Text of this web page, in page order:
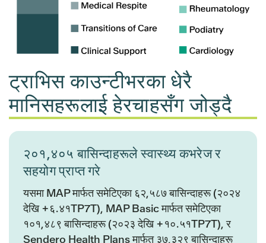
ट्राभिस काउन्टीभरका धेरै
मानिसहरूलाई हेरचाहसँग जोड्दै
२०१,४०५ बासिन्दाहरूले स्वास्थ्य कभरेज र
सहयोग प्राप्त गरे
यसमा MAP मार्फत समेटिएका ६२,५८७ बासिन्दाहरू (२०२४
देखि +६.४१TP7T), MAP Basic मार्फत समेटिएका
१०१,४८९ बासिन्दाहरू (२०२३ देखि +१०.५१TP7T), र
Sendero Health Plans मार्फत ३७,३२९ बासिन्दाहरू